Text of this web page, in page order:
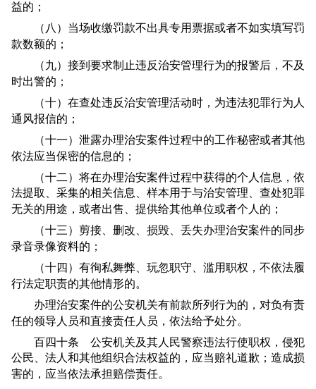
益的；
（八）当场收缴罚款不出具专用票据或者不如实填写罚
款数额的；
（九）接到要求制止违反治安管理行为的报警后，不及
时出警的；
（十）在查处违反治安管理活动时，为违法犯罪行为人
通风报信的；
（十一）泄露办理治安案件过程中的工作秘密或者其他
依法应当保密的信息的；
（十二）将在办理治安案件过程中获得的个人信息，依
法提取、采集的相关信息、样本用于与治安管理、查处犯罪
无关的用途，或者出售、提供给其他单位或者个人的；
（十三）剪接、删改、损毁、丢失办理治安案件的同步
录音录像资料的；
（十四）有徇私舞弊、玩忽职守、滥用职权，不依法履
行法定职责的其他情形的。
办理治安案件的公安机关有前款所列行为的，对负有责
任的领导人员和直接责任人员，依法给予处分。
百四十条 公安机关及其人民警察违法行使职权，侵犯
公民、法人和其他组织合法权益的，应当赔礼道歉；造成损
害的，应当依法承担赔偿责任。